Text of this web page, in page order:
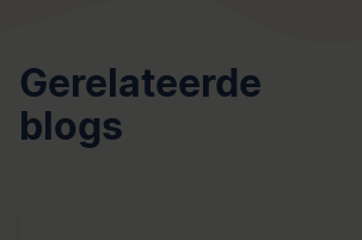
Gerelateerde
blogs